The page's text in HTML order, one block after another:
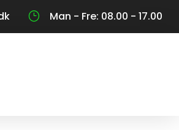
} Man - Fre: 08.00 - 17.00